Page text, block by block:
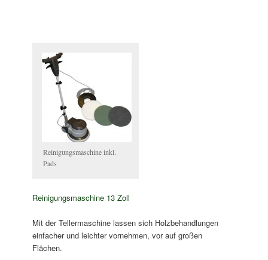
Reinigungsmaschine inkl.
Pads
Reinigungsmaschine 13 Zoll
Mit der Tellermaschine lassen sich Holzbehandlungen
einfacher und leichter vornehmen, vor auf großen
Flächen.